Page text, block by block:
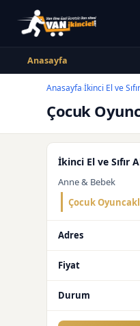
Anasayfa
Anasayfa›İkinci El ve
Çocuk
İkinci El ve Sıfır
Anne & Bebek
Çocuk
Adres
Fiyat
Durum